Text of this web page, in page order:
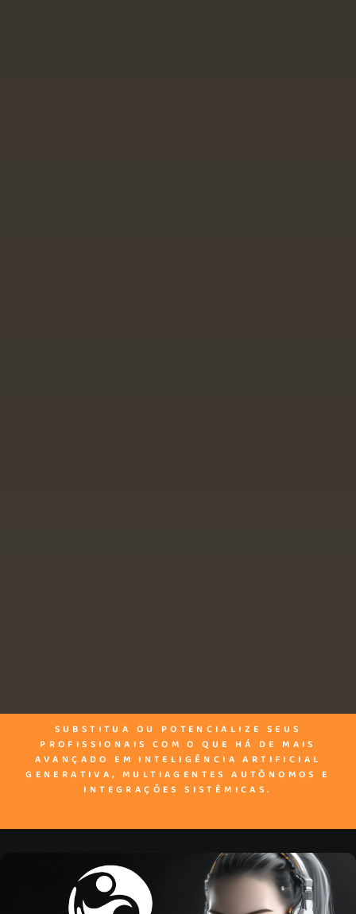
SUBSTITUA OU POTENCIALIZE SEUS
PROFISSIONAIS COM O QUE HÁ DE MAIS
AVANÇADO EM INTELIGÊNCIA ARTIFICIAL
GENERATIVA, MULTIAGENTES AUTÔNOMOS E
INTEGRAÇÕES SISTÊMICAS.